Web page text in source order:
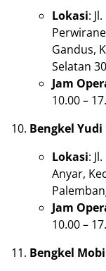
Lokasi:
Gandus,
Selatan
Jam
10.00 –
Bengkel Yudi
Lokasi:
Anyar,
Jam
10.00 –
Bengkel